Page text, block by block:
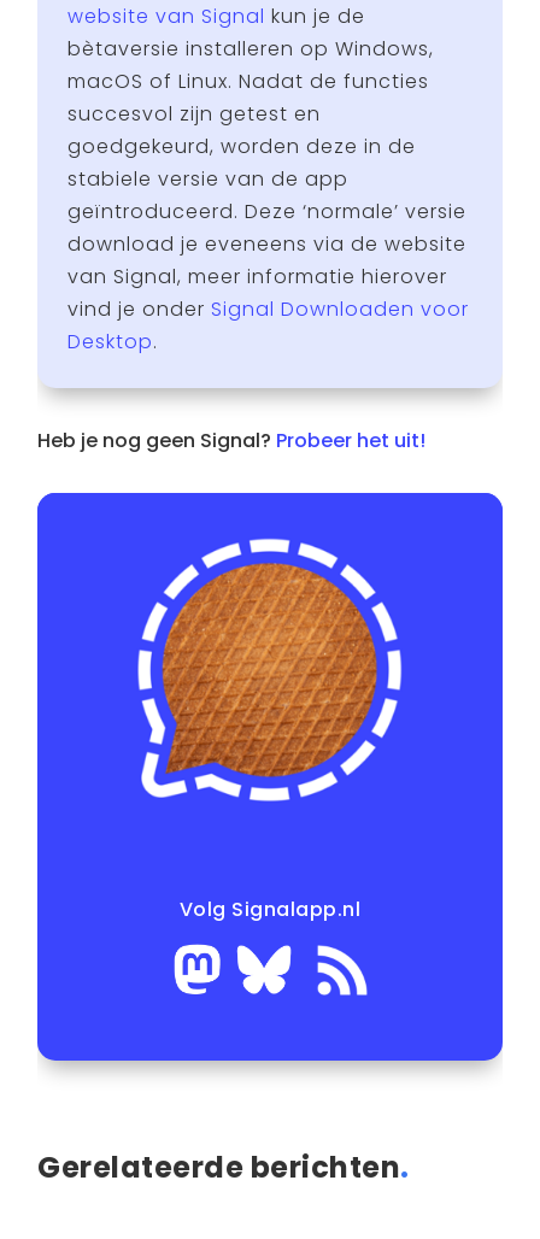
website van Signal kun je de
bètaversie installeren op Windows,
macOS of Linux. Nadat de functies
succesvol zijn getest en
goedgekeurd, worden deze in de
stabiele versie van de app
geïntroduceerd. Deze ‘normale’ versie
download je eveneens via de website
van Signal, meer informatie hierover
vind je onder Signal Downloaden voor
Desktop.
Heb je nog geen Signal? Probeer het uit!
Volg Signalapp.nl
Gerelateerde berichten.